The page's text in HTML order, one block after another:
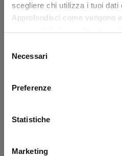
scegliere chi utilizza i tuoi dati
Approfondisci come vengono
momento dalla Dichiarazione
delNecessari
Preferenze
Statistiche
Marketing
Application error: a client-side
browser console for